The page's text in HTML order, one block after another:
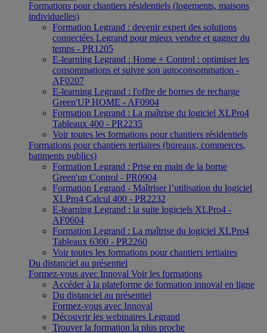
Formations pour chantiers résidentiels (logements, maisons
individuelles)
Formation Legrand : devenir expert des solutions
connectées Legrand pour mieux vendre et gagner du
temps - PR1205
E-learning Legrand : Home + Control : optimiser les
consommations et suivre son autoconsommation -
AF0207
E-learning Legrand : l'offre de bornes de recharge
Green'UP HOME - AF0904
Formation Legrand : La maîtrise du logiciel XLPro4
Tableaux 400 - PR2235
Voir toutes les formations pour chantiers résidentiels
Formations pour chantiers tertiaires (bureaux, commerces,
batiments publics)
Formation Legrand : Prise en main de la borne
Green'up Control - PR0904
Formation Legrand - Maîtriser l’utilisation du logiciel
XLPro4 Calcul 400 - PR2232
E-learning Legrand : la suite logiciels XLPro4 -
AF0604
Formation Legrand : La maîtrise du logiciel XLPro4
Tableaux 6300 - PR2260
Voir toutes les formations pour chantiers tertiaires
Du distanciel au présentiel
Formez-vous avec Innoval Voir les formations
Accéder à la plateforme de formation innoval en ligne
Du distanciel au présentiel
Formez-vous avec Innoval
Découvrir les webinaires Legrand
Trouver la formation la plus proche